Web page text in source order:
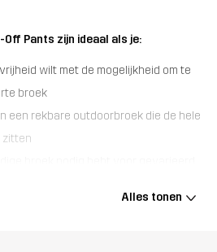
Pants zijn ideaal als je:
wilt met de mogelijkheid om te
broek
een rekbare outdoorbroek die de hele
zitten
Alles tonen